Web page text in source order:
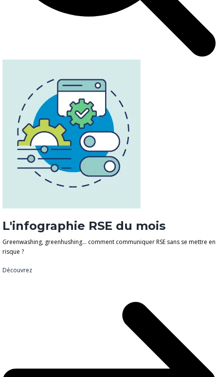
L'infographie RSE du mois
Greenwashing, greenhushing… comment communiquer RSE sans se mettre en
risque ?
Découvrez